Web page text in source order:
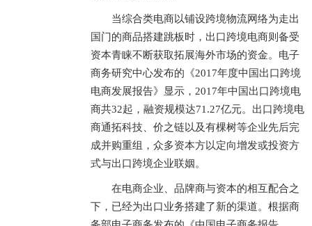
当综合类电商以铺设跨境物流网络为走出
国门的商品搭建跳板时，出口跨境电商则备受
资本青睐不断获取拓展海外市场的资金。电子
商务研究中心发布的《2017年度中国出口跨境
电商发展报告》显示，2017年中国出口跨境电
商共32起，融资规模达71.27亿元。出口跨境电
商通拓科技、价之链以及有棵树等企业先后完
成并购重组，众多资本方以定向增发或投资方
式与出口跨境企业联姻。
在电商企业、品牌商与资本的相互配合之
下，已经为出口业务搭建了新的渠道。根据商